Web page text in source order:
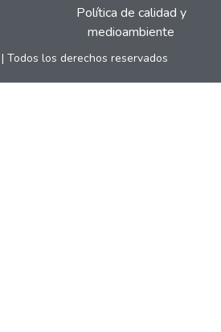
Política de calidad y
medioambiente
Todos los derechos reservados